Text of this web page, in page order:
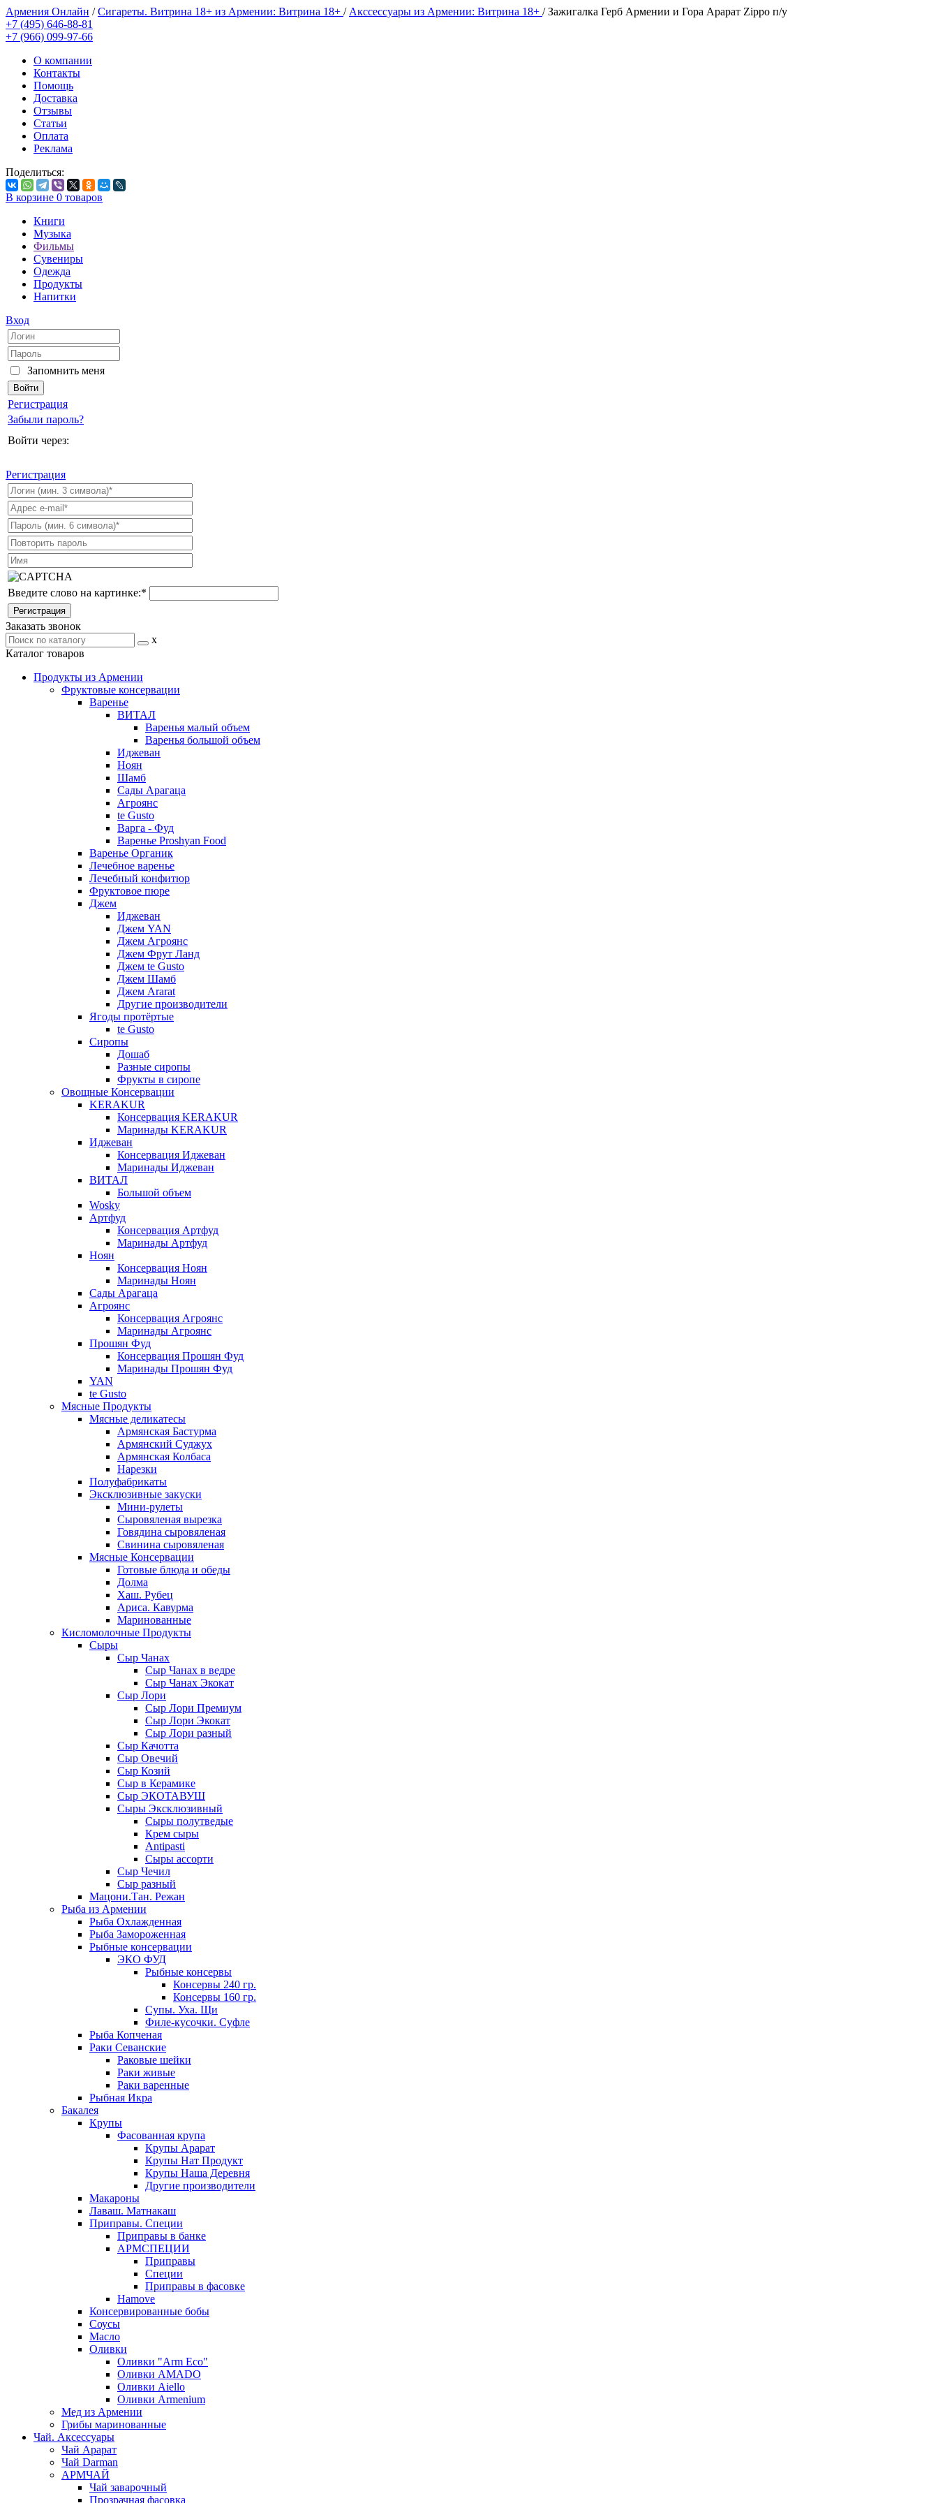
Армения Онлайн /Сигареты. Витрина 18+ из Армении: Витрина 18+ / Акссессуары из Армении: Витрина 18+ /Зажигалка Герб Армении и Гора Арарат Zippo п/у
+7 (495) 646-88-81
+7 (966) 099-97-66
О компании
Контакты
Помощь
Доставка
Отзывы
Статьи
Оплата
Реклама
Поделиться:
В корзине 0 товаров
Книги
Музыка
Фильмы
Сувениры
Одежда
Продукты
Напитки
Вход
Запомнить меня
Регистрация
Забыли пароль?
Войти через:
Регистрация
Введите слово на картинке:*
Заказать звонок
x
Каталог товаров
Продукты из Армении
Фруктовые консервации
Варенье
ВИТАЛ
Варенья малый объем
Варенья большой объем
Иджеван
Ноян
Шамб
Сады Арагаца
Агроянс
te Gusto
Варга - Фуд
Варенье Proshyan Food
Варенье Органик
Лечебное варенье
Лечебный конфитюр
Фруктовое пюре
Джем
Иджеван
Джем YAN
Джем Агроянс
Джем Фрут Ланд
Джем te Gusto
Джем Шамб
Джем Ararat
Другие производители
Ягоды протёртые
te Gusto
Сиропы
Дошаб
Разные сиропы
Фрукты в сиропе
Овощные Консервации
KERAKUR
Консервация KERAKUR
Маринады KERAKUR
Иджеван
Консервация Иджеван
Маринады Иджеван
ВИТАЛ
Большой объем
Wosky
Артфуд
Консервация Артфуд
Маринады Артфуд
Ноян
Консервация Ноян
Маринады Ноян
Сады Арагаца
Агроянс
Консервация Агроянс
Маринады Агроянс
Прошян Фуд
Консервация Прошян Фуд
Маринады Прошян Фуд
YAN
te Gusto
Мясные Продукты
Мясные деликатесы
Армянская Бастурма
Армянский Суджух
Армянская Колбаса
Нарезки
Полуфабрикаты
Эксклюзивные закуски
Мини-рулеты
Сыровяленая вырезка
Говядина сыровяленая
Свинина сыровяленая
Мясные Консервации
Готовые блюда и обеды
Долма
Хаш. Рубец
Ариса. Кавурма
Маринованные
Кисломолочные Продукты
Сыры
Сыр Чанах
Сыр Чанах в ведре
Сыр Чанах Экокат
Сыр Лори
Сыр Лори Премиум
Сыр Лори Экокат
Сыр Лори разный
Сыр Качотта
Сыр Овечий
Сыр Козий
Сыр в Керамике
Сыр ЭКОТАВУШ
Сыры Эксклюзивный
Сыры полутведые
Крем сыры
Antipasti
Сыры ассорти
Сыр Чечил
Сыр разный
Мацони.Тан. Режан
Рыба из Армении
Рыба Охлажденная
Рыба Замороженная
Рыбные консервации
ЭКО ФУД
Рыбные консервы
Консервы 240 гр.
Консервы 160 гр.
Супы. Уха. Щи
Филе-кусочки. Суфле
Рыба Копченая
Раки Севанские
Раковые шейки
Раки живые
Раки варенные
Рыбная Икра
Бакалея
Крупы
Фасованная крупа
Крупы Арарат
Крупы Нат Продукт
Крупы Наша Деревня
Другие производители
Макароны
Лаваш. Матнакаш
Приправы. Специи
Приправы в банке
АРМСПЕЦИИ
Приправы
Специи
Приправы в фасовке
Hamove
Консервированные бобы
Соусы
Масло
Оливки
Оливки "Arm Eco"
Оливки AMADO
Оливки Aiello
Оливки Armenium
Мед из Армении
Грибы маринованные
Чай. Аксессуары
Чай Арарат
Чай Darman
АРМЧАЙ
Чай заварочный
Прозрачная фасовка